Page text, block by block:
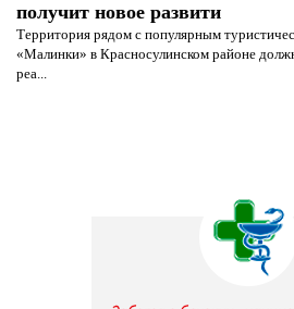
получит новое развити
Территория рядом с популярным
«Малинки» в Красносулинском районе
реа...